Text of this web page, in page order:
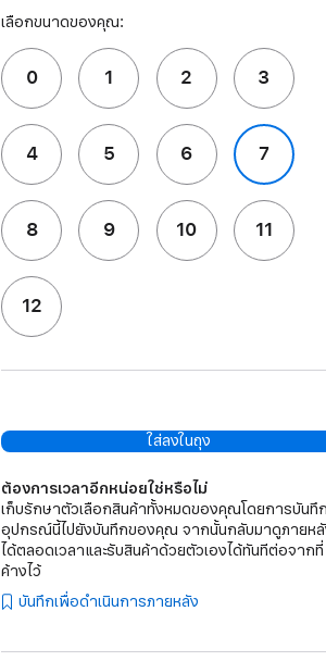
เลือกขนาดของคุณ:
0 1 2 3
4 5 6 7
8 9 10 11
12
ใส่ลงในถุง
ต้องการเวลาอีกหน่อยใช่หรือไม่
เก็บรักษาตัวเลือกสินค้าทั้งหมดของคุณโดยการบันทึก
อุปกรณ์นี้ไปยังบันทึกของคุณ จากนั้นกลับมาดูภายห
ได้ตลอดเวลาและรับสินค้าด้วยตัวเองได้ทันทีต่อจากที่
ค้างไว้
บันทึกเพื่อดำเนินการภายหลัง